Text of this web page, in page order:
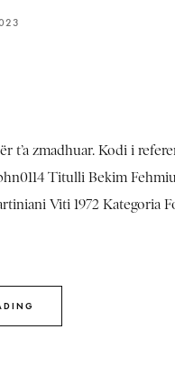
t’a zmadhuar. Kodi i
Titulli Bekim
Viti 1972 Kategoria